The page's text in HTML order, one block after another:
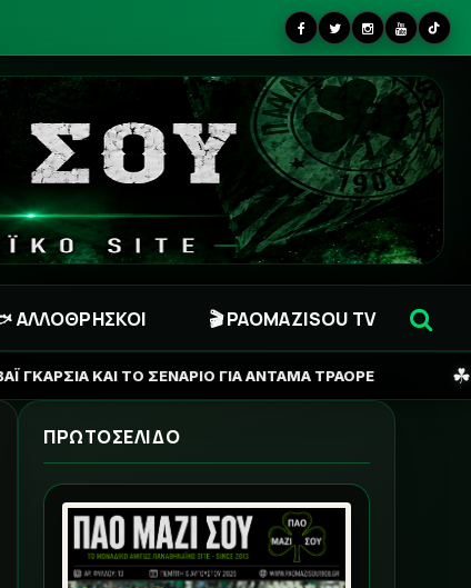
ΑΛΛΟΘΡΗΣΚΟΙ 🎬 PAOMAZISOU TV
ΓΙΑ ΑΝΤΑΜΑ ΤΡΑΟΡΕ ☘ ΠΑΝΑΘΗΝΑΪΚΟΣ: Η
ΠΡΩΤΟΣΕΛΙΔΟ